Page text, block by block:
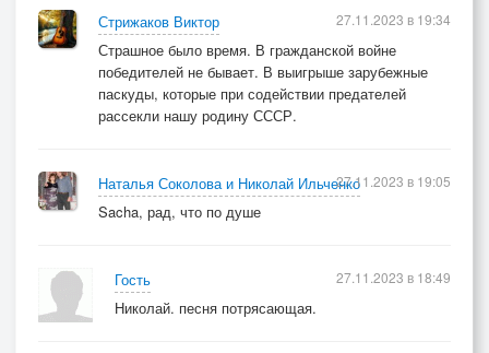
Стрижаков Виктор
Страшное было время. В гражданской войне
победителей не бывает. В выигрыше зарубежные
паскуды, которые при содействии предателей
рассекли нашу родину СССР.
27.11.2023 в 19:34
Наталья Соколова и Николай Ильченко
Sacha, рад, что по душе
27.11.2023 в 19:05
Гость
Николай. песня потрясающая.
27.11.2023 в 18:49